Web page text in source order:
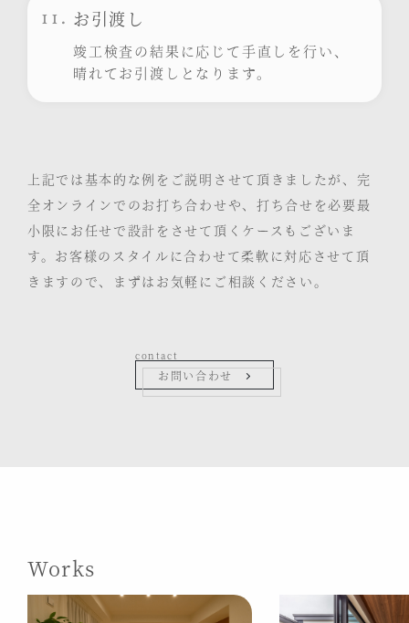
11. お引渡し
竣工検査の結果に応じて手直しを行い、
晴れてお引渡しとなります。
上記では基本的な例をご説明させて頂きましたが、完
全オンラインでのお打ち合わせや、打ち合せを必要最
小限にお任せで設計をさせて頂くケースもございま
す。お客様のスタイルに合わせて柔軟に対応させて頂
きますので、まずはお気軽にご相談ください。
contact
お問い合わせ
Works